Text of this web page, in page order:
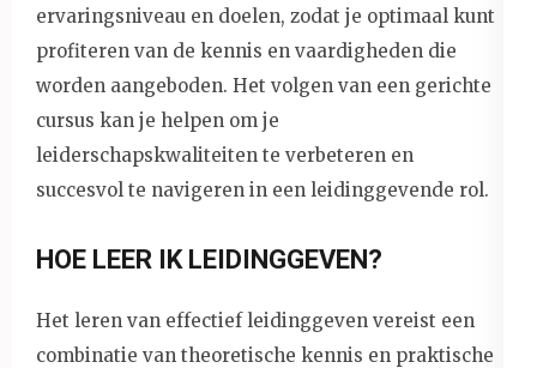
ervaringsniveau en doelen, zodat je optimaal kunt
profiteren van de kennis en vaardigheden die
worden aangeboden. Het volgen van een gerichte
cursus kan je helpen om je
leiderschapskwaliteiten te verbeteren en
succesvol te navigeren in een leidinggevende rol.
HOE LEER IK LEIDINGGEVEN?
Het leren van effectief leidinggeven vereist een
combinatie van theoretische kennis en praktische